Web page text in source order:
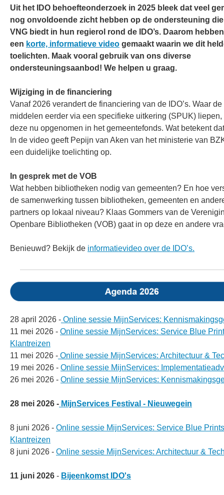
Uit het IDO behoefteonderzoek in 2025 bleek dat veel
nog onvoldoende zicht hebben op de ondersteuning
VNG biedt in hun regierol rond de IDO’s. Daarom
een korte, informatieve video gemaakt waarin we dit
toelichten. Maak vooral gebruik van ons diverse
ondersteuningsaanbod! We helpen u graag.
Wijziging in de financiering
Vanaf 2026 verandert de financiering van de IDO’s. Waar de
middelen eerder via een specifieke uitkering (SPUK) liepen,
deze nu opgenomen in het gemeentefonds. Wat betekent
In de video geeft Pepijn van Aken van het ministerie van
een duidelijke toelichting op.
In gesprek met de VOB
Wat hebben bibliotheken nodig van gemeenten? En hoe
de samenwerking tussen bibliotheken, gemeenten en
partners op lokaal niveau? Klaas Gommers van de
Openbare Bibliotheken (VOB) gaat in op deze en andere
Benieuwd? Bekijk de informatievideo over de IDO’s.
28 april 2026 - Online sessie MijnServices:
11 mei 2026 - Online sessie MijnServices: Service Blue
Klantreizen
11 mei 2026 - Online sessie MijnServices: Architectuur &
19 mei 2026 - Online sessie MijnServices:
26 mei 2026 - Online sessie MijnServices:
28 mei 2026 - MijnServices Festival - Nieuwegein
8 juni 2026 - Online sessie MijnServices: Service Blue
Klantreizen
8 juni 2026 - Online sessie MijnServices: Architectuur &
11 juni 2026 - Bijeenkomst IDO's